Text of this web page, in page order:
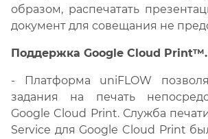
образом, распечатать
документ для совещания не
Поддержка Google Cloud Print™.
- Платформа uniFLOW
задания на печать
Google Cloud Print. Служба
Service для Google Cloud Print